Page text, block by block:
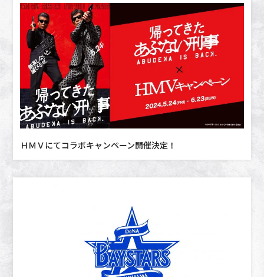
ＨＭＶにてコラボキャンペーン開催決定！